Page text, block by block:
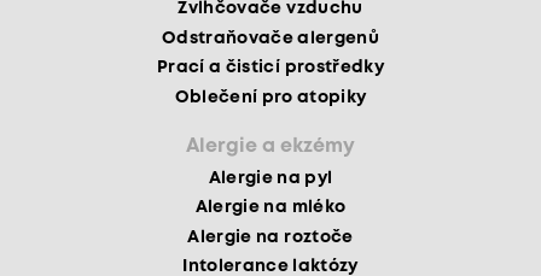
Zvlhčovače vzduchu
Odstraňovače alergenů
Prací a čisticí prostředky
Oblečení pro atopiky
Alergie a ekzémy
Alergie na pyl
Alergie na mléko
Alergie na roztoče
Intolerance laktózy